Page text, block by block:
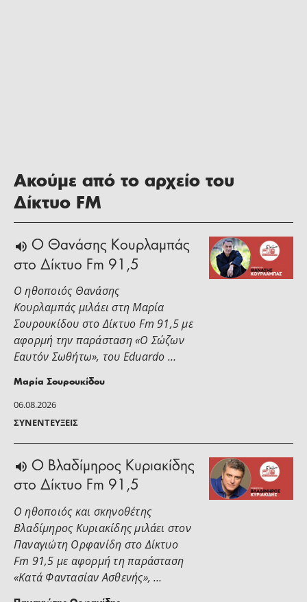
Ακούμε από το αρχείο του
Δίκτυο FM
06.08.2026
ΣΥΝΕΝΤΕΎΞΕΙΣ
Ο Θανάσης Κουρλαμπάς
στο Δίκτυο Fm 91,5
Ο ηθοποιός Θανάσης
Κουρλαμπάς μιλάει στη Μαρία
Σουρουκίδου στο Δίκτυο Fm 91,5 με
αφορμή την παράσταση «Ο Σώζων
Εαυτόν Σωθήτω», του Eduardo …
Μαρία Σουρουκίδου
O Βλαδίμηρος Κυριακίδης
στο Δίκτυο Fm 91,5
Ο ηθοποιός και σκηνοθέτης
Βλαδίμηρος Κυριακίδης μιλάει στoν
Παναγιώτη Ορφανίδη στο Δίκτυο
Fm 91,5 με αφορμή τη παράσταση
«Κατά Φαντασίαν Ασθενής», …